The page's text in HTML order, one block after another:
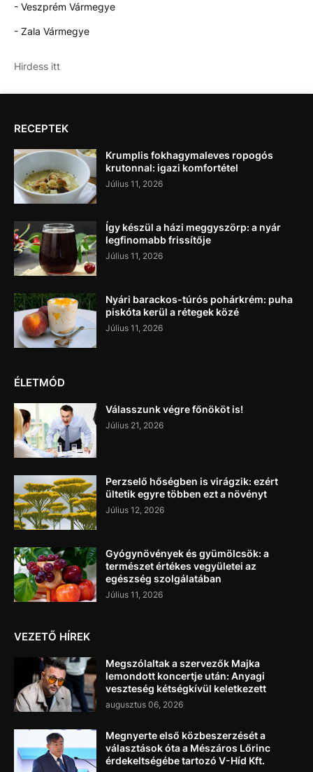
- Veszprém Vármegye
- Zala Vármegye
Hirdess itt
RECEPTEK
Krumplis fokhagymaleves ropogós
krutonnal: igazi komfortétel
Július 11, 2026
Így készül a házi meggyszörp: a nyár
legfinomabb frissítője
Július 11, 2026
Nyári barackos-túrós pohárkrém: puha
piskóta kerül a rétegek közé
Július 11, 2026
ÉLETMÓD
Válasszunk végre főnököt is!
Július 21, 2026
Perzselő hőségben is virágzik: ezért
ültetik egyre többen ezt a növényt
Július 12, 2026
Gyógynövények és gyümölcsök: a
természet értékes vegyületei az
egészség szolgálatában
Július 11, 2026
VEZETŐ HÍREK
Megszólaltak a szervezők Majka
lemondott koncertje után: Anyagi
veszteség kétségkívül keletkezett
augusztus 06, 2026
Megnyerte első közbeszerzését a
választások óta a Mészáros Lőrinc
érdekeltségébe tartozó V-Híd Kft.